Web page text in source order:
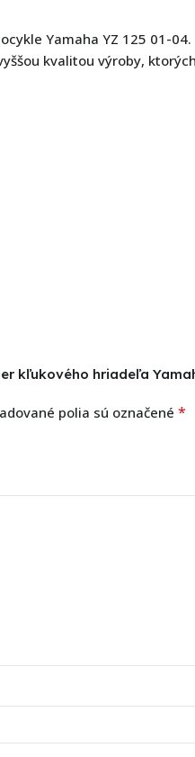
Yamaha YZ 125 01-
kvalitou výroby,
kľukového hriadeľa
polia sú označené *